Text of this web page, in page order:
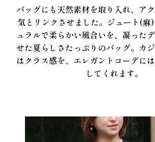
バッグにも天然素材を取り入れ、ア
気とリンクさせました。ジュート(麻
ュラルで柔らかい風合いを、凝った
せた夏らしさたっぷりのバッグ。カ
はクラス感を、エレガントコーデに
してくれます。